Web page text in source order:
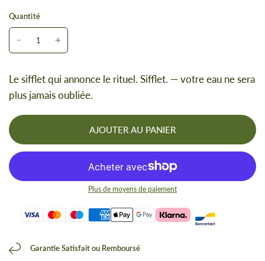
Quantité
Le sifflet qui annonce le rituel. Sifflet. — votre eau ne sera
plus jamais oubliée.
AJOUTER AU PANIER
Plus de moyens de paiement
Garantie Satisfait ou Remboursé